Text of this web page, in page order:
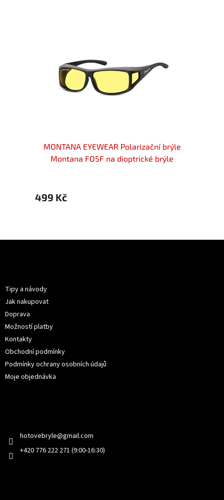
MONTANA EYEWEAR Polarizační brýle
Montana FO5F na dioptrické brýle
499 Kč
Tipy a návody
Jak nakupovat
Doprava
Možností platby
Kontakty
Obchodní podmínky
Podmínky ochrany osobních údajů
Moje objednávka
hotovebryle@gmail.com
+420 776 222 271 (9:00-16:30)